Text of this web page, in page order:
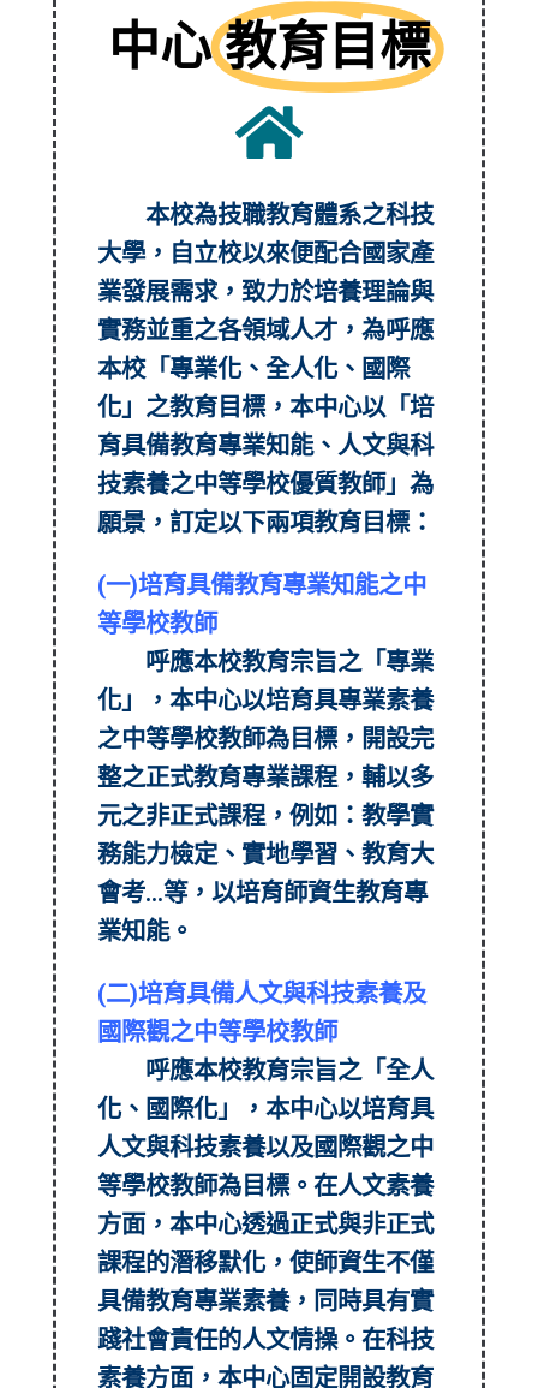
中心 教育目標
本校為技職教育體系之科技
大學，自立校以來便配合國家產
業發展需求，致力於培養理論與
實務並重之各領域人才，為呼應
本校「專業化、全人化、國際
化」之教育目標，本中心以「培
育具備教育專業知能、人文與科
技素養之中等學校優質教師」為
願景，訂定以下兩項教育目標：
(一)培育具備教育專業知能之中
等學校教師
呼應本校教育宗旨之「專業
化」，本中心以培育具專業素養
之中等學校教師為目標，開設完
整之正式教育專業課程，輔以多
元之非正式課程，例如：教學實
務能力檢定、實地學習、教育大
會考…等，以培育師資生教育專
業知能。
(二)培育具備人文與科技素養及
國際觀之中等學校教師
呼應本校教育宗旨之「全人
化、國際化」，本中心以培育具
人文與科技素養以及國際觀之中
等學校教師為目標。在人文素養
方面，本中心透過正式與非正式
課程的潛移默化，使師資生不僅
具備教育專業素養，同時具有實
踐社會責任的人文情操。在科技
素養方面，本中心固定開設教育